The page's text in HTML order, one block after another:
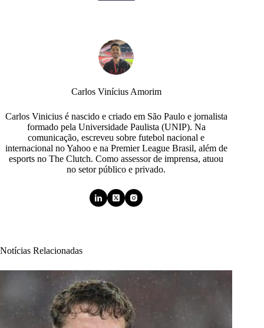
Carlos Vinícius Amorim
Carlos Vinicius é nascido e criado em São Paulo e jornalista
formado pela Universidade Paulista (UNIP). Na
comunicação, escreveu sobre futebol nacional e
internacional no Yahoo e na Premier League Brasil, além de
esports no The Clutch. Como assessor de imprensa, atuou
no setor público e privado.
Notícias Relacionadas